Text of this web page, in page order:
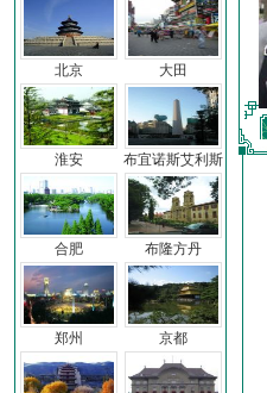
北京
淮安
合肥
郑州
大田
布宜诺斯艾利斯
布隆方丹
京都
子